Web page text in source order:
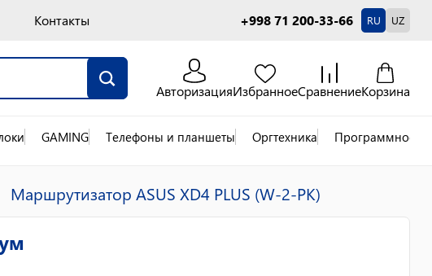
Контакты +998 71 200-33-66 RU UZ
АвторизацияИзбранноеСравнениеКорзина
GAMING Телефоны и планшеты Оргтехника Программное
Маршрутизатор ASUS XD4 PLUS (W-2-PK)